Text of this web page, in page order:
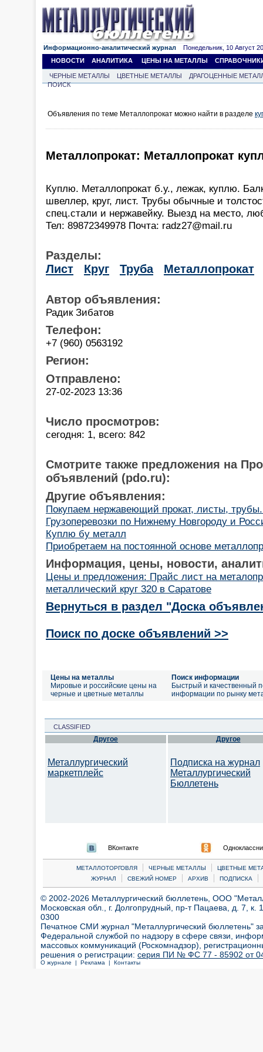
Информационно-аналитический журнал Понедельник, 10 Август
НОВОСТИ
АНАЛИТИКА ЦЕНЫ НА МЕТАЛЛЫ
ЧЕРНЫЕ МЕТАЛЛЫ ЦВЕТНЫЕ МЕТАЛЛЫ
ДРАГОЦЕННЫЕ
ПОИСК
Объявления по теме Металлопрокат можно найти в разделе
Металлопрокат: Металлопрокат
Куплю. Металлопрокат б.у., лежак, куплю.
швеллер, круг, лист. Трубы обычные и
спец.стали и нержавейку. Выезд на место,
Тел: 89872349978 Почта: radz27@mail.ru
Разделы:
Лист
Круг Труба Металлопрокат
Автор объявления:
Радик Зибатов
Телефон:
+7 (960) 0563192
Регион:
Отправлено:
27-02-2023 13:36
Число просмотров:
сегодня: 1, всего: 842
Смотрите также предложения на
объявлений (pdo.ru):
Другие объявления:
Покупаем нержавеющий прокат, листы,
Грузоперевозки по Нижнему Новгороду и
Куплю бу металл
Приобретаем на постоянной основе
Информация, цены, новости,
Цены и предложения: Прайс лист на
металлический круг 320 в Саратове
Вернуться в раздел "Доска
Поиск по доске объявлений >>
Цены на металлы
Мировые и российские цены на
черные и цветные металлы
Поиск информации
Быстрый и качественный
информации по рынку
CLASSIFIED
Другое
Металлургический
маркетплейс
Другое
Подписка на журнал
Металлургический
Бюллетень
ВКонтакте
МЕТАЛЛОТОРГОВЛЯ | ЧЕРНЫЕ МЕТАЛЛЫ |
ЦВЕТНЫЕ
ЖУРНАЛ
| СВЕЖИЙ НОМЕР | АРХИВ | ПОДПИСКА |
© 2002-2026 Металлургический бюллетень, ООО
Московская обл., г. Долгопрудный, пр-т Пацаева, д. 7,
0300
Печатное СМИ журнал "Металлургический бюллетень"
Федеральной службой по надзору в сфере связи,
массовых коммуникаций (Роскомнадзор),
решения о регистрации: серия ПИ № ФС 77 - 85902 от 04
О журнале | Реклама | Контакты